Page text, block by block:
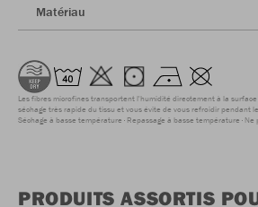
Matériau
Les fibres microfines transportent l'humidité directement à la surface
séchage très rapide du tissu et vous évite de vous refroidir pendant
Séchage à basse température Repassage à basse température Ne
PRODUITS ASSORTIS